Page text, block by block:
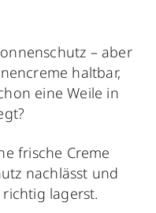
– aber
haltbar,
eine Weile in
frische Creme
nachlässt und
lagerst.